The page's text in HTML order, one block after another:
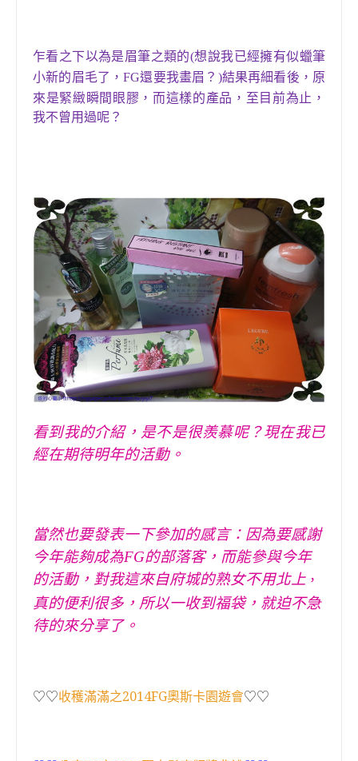
乍看之下以為是眉筆之類的(想說我已經擁有似蠟筆
小新的眉毛了 ，FG還要我畫眉 ？ )結果再細看後 ， 原
來是緊緻瞬間眼膠 ， 而這樣的產品 ， 至目前為止 ，
我不曾用過呢？
看到我的介紹，是不是很羨慕呢？現在我已
經在期待明年的活動。
當然也要發表一下參加的感言：因為要感謝
今年能夠成為FG的部落客，而能參與今年
的活動，對我這來自府城的熟女不用北上 ，
真的便利很多 ， 所以一收到福袋， 就迫不急
待的來分享了。
♡♡收穫滿滿之2014FG奧斯卡園遊會♡♡